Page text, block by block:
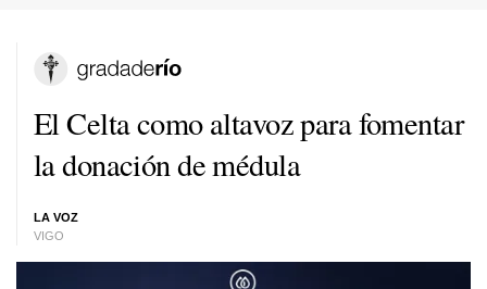
El Celta como altavoz para fomentar
la donación de médula
LA VOZ
VIGO